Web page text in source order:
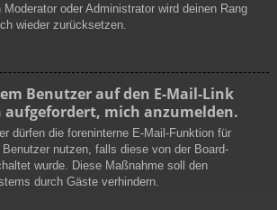
oder Administrator wird deinen Rang
wieder zurücksetzen.
Benutzer auf den E-Mail-Link
aufgefordert, mich anzumelden.
dürfen die foreninterne E-Mail-Funktion für
Benutzer nutzen, falls diese von der Board-
wurde. Diese Maßnahme soll den
durch Gäste verhindern.